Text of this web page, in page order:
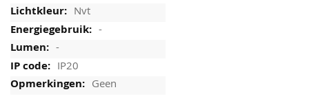
Nvt
-
-
IP20
Geen